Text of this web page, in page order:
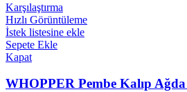
Karşılaştırma
Hızlı Görüntüleme
İstek listesine ekle
Sepete Ekle
Kapat
WHOPPER Pembe Kalıp